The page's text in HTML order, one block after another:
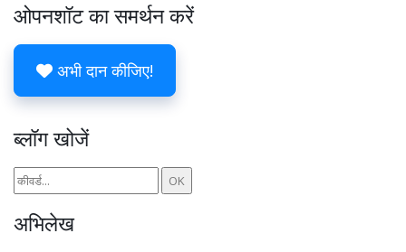
ओपनशॉट का समर्थन करें
अभी दान कीजिए!
ब्लॉग खोजें
अभिलेख